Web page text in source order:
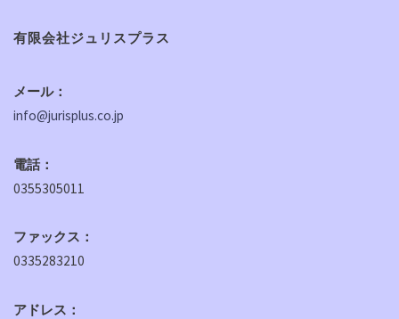
有限会社ジュリスプラス
メール：
info@jurisplus.co.jp
電話：
0355305011
ファックス：
0335283210
アドレス：